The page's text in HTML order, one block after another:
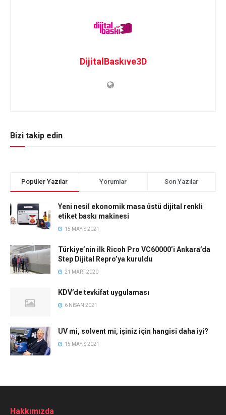
DijitalBaskıve3D
Bizi takip edin
Popüler Yazılar Yorumlar Son Yazılar
Yeni nesil ekonomik masa üstü dijital renkli
etiket baskı makinesi
15 MAYIS 2021
Türkiye’nin ilk Ricoh Pro VC60000’i Ankara’da
Step Dijital Repro’ya kuruldu
21 MART 2020
KDV’de tevkifat uygulaması
6 NISAN 2021
UV mi, solvent mi, işiniz için hangisi daha iyi?
15 MAYIS 2021
Hakkımızda